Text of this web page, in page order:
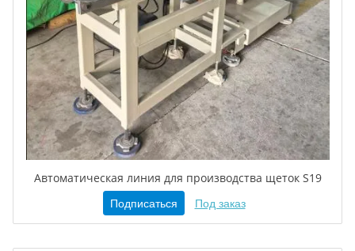
Автоматическая линия для производства щеток S19
Подписаться Под заказ